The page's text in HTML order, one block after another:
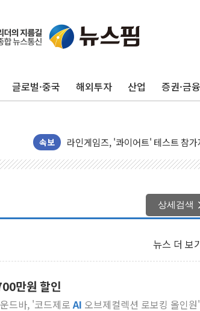
글로벌·중국 해외투자 산업 증권·금융
속보
[종합] 청도 흥선리 야산 산불 1시
한미 법카 제보자 "신동국과 무관…
에어로케이항공, 청주-중국 청두 노
네이버, AI 브리핑 도입 후 블로그
LG헬로비전 '헬로모바일', 교보문고
KTis, 02-114로 카카오 T 택시 호출
원주시, 첨단의료복합단지 지정
청도 문수리 야산서 산불 진화 중...
상세검색
뉴스 더 보
만원 할인
드바, '코드제로AI 오브제컬렉션 로보킹 올인